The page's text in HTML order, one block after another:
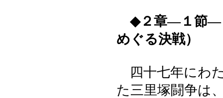
◆２章―１節―
めぐる決戦）
四十七年にわ
た三里塚闘争は